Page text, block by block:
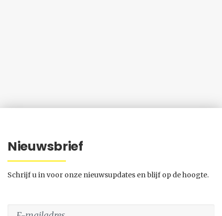
Nieuwsbrief
Schrijf u in voor onze nieuwsupdates en blijf op de hoogte.